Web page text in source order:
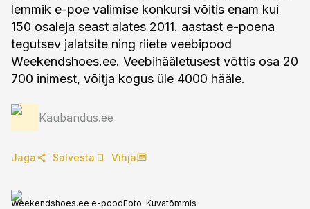
lemmik e-poe valimise konkursi võitis enam kui
150 osaleja seast alates 2011. aastast e-poena
tegutsev jalatsite ning riiete veebipood
Weekendshoes.ee. Veebihääletusest võttis osa 20
700 inimest, võitja kogus üle 4000 hääle.
Kaubandus.ee
Jaga Salvesta Vihja
Weekendshoes.ee e-poodFoto: Kuvatõmmis